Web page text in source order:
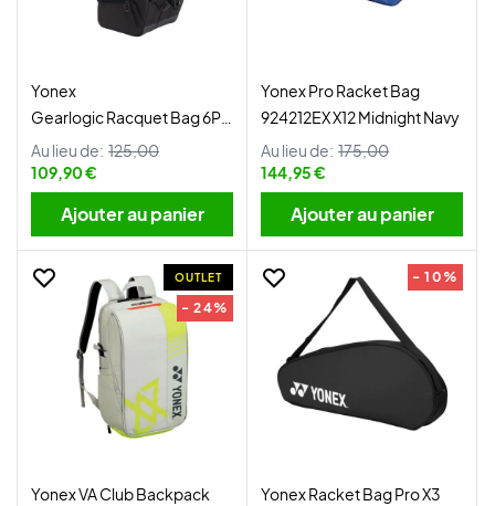
Yonex
Gearlogic Racquet Bag 6Pcs
Black
Au lieu de: 125,00
109,90 €
Ajouter au panier
Yonex Pro Racket Bag
924212EX X12 Midnight Navy
Au lieu de: 175,00
144,95 €
Ajouter au panier
OUTLET
- 24%
Yonex VA Club Backpack
- 10%
Yonex Racket Bag Pro X3